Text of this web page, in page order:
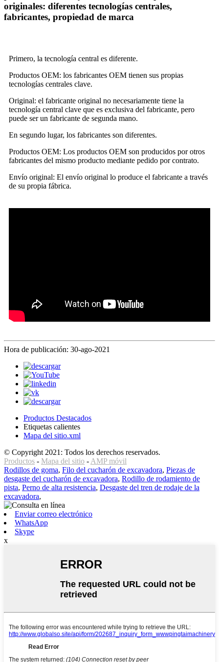
originales: diferentes tecnologías centrales,
fabricantes, propiedad de marca
Primero, la tecnología central es diferente.
Productos OEM: los fabricantes OEM tienen sus propias
tecnologías centrales clave.
Original: el fabricante original no necesariamente tiene la
tecnología central clave que es exclusiva del fabricante, pero
puede ser un fabricante de segunda mano.
En segundo lugar, los fabricantes son diferentes.
Productos OEM: Los productos OEM son producidos por otros
fabricantes del mismo producto mediante pedido por contrato.
Envío original: El envío original lo produce el fabricante a través
de su propia fábrica.
Hora de publicación: 30-ago-2021
Productos Destacados
Etiquetas calientes
Mapa del sitio.xml
© Copyright 2021: Todos los derechos reservados.
Productos - Mapa del sitio - AMP móvil
Rodillos de goma, Filo del cucharón de excavadora, Piezas de
desgaste del cucharón de excavadora, Rodillo de rodamiento de
pista, Perno de alta resistencia, Desgaste del tren de rodaje de la
excavadora,
Enviar correo electrónico
WhatsApp
Skype
x